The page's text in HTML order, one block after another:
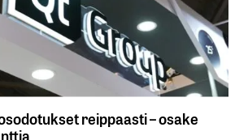
reippaasti – osake